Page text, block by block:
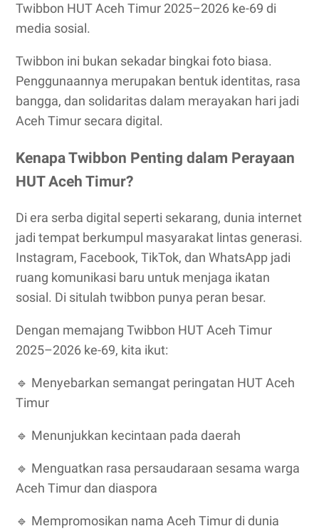
Twibbon HUT Aceh Timur 2025–2026 ke-69 di
media sosial.
Twibbon ini bukan sekadar bingkai foto biasa.
Penggunaannya merupakan bentuk identitas, rasa
bangga, dan solidaritas dalam merayakan hari jadi
Aceh Timur secara digital.
Kenapa Twibbon Penting dalam Perayaan
HUT Aceh Timur?
Di era serba digital seperti sekarang, dunia internet
jadi tempat berkumpul masyarakat lintas generasi.
Instagram, Facebook, TikTok, dan WhatsApp jadi
ruang komunikasi baru untuk menjaga ikatan
sosial. Di situlah twibbon punya peran besar.
Dengan memajang Twibbon HUT Aceh Timur
2025–2026 ke-69, kita ikut:
🔹 Menyebarkan semangat peringatan HUT Aceh
Timur
🔹 Menunjukkan kecintaan pada daerah
🔹 Menguatkan rasa persaudaraan sesama warga
Aceh Timur dan diaspora
🔹 Mempromosikan nama Aceh Timur di dunia